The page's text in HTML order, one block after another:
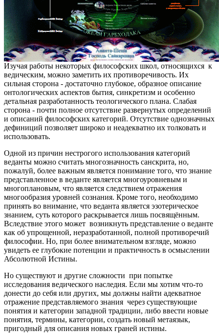
Изучая работы некоторых философских школ, относящихся к
ведическим, можно заметить их противоречивость. Их
сильная сторона - достаточно глубокое, образное описание
онтологических аспектов бытия, синкретизм и особенно
детальная разработанность теологического плана. Слабая
сторона - почти полное отсутствие развернутых определений
и описаний философских категорий. Отсутствие однозначных
дефиниций позволяет широко и неадекватно их толковать и
использовать.
Одной из причин нестрогого использования категорий
веданты можно считать многозначность санскрита, но,
пожалуй, более важным является понимание того, что знание
представленное в веданте является многоуровневым и
многоплановым, что является следствием отражения
многообразия уровней сознания. Кроме того, необходимо
принять во внимание, что веданта является эзотерическое
знанием, суть которого раскрывается лишь посвящённым.
Вследствие этого может возникнуть представление о веданте
как об упрощенной, неразработанной, полной противоречий
философии. Но, при более внимательном взгляде, можно
увидеть ее глубокие потенции и практичность в осмыслении
Абсолютной Истины.
Но существуют и другие сложности при попытке
исследования ведического наследия. Если мы хотим что-то
донести до себя или других, мы должны найти адекватное
отражение представляемого знания через существующие
понятия и категории западной традиции, либо ввести новые
понятия, термины, категории, создать новый метаязык,
пригодный для описания новых граней истины.